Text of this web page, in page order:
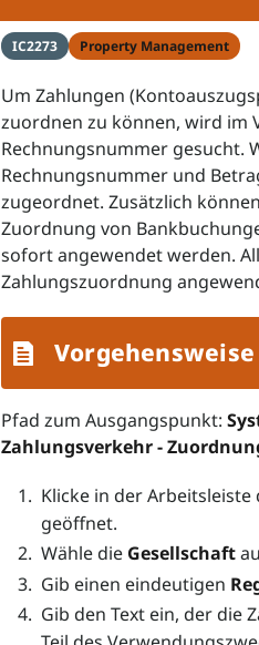
IC2273 Property Management
Um Zahlungen
zuordnen zu können, wird im
Rechnungsnummer gesucht.
Rechnungsnummer und
zugeordnet. Zusätzlich
Zuordnung von
sofort angewendet werden.
Zahlungszuordnung
Pfad zum Ausgangspunkt:
Zahlungsverkehr -
Klicke in der Arbeitsleiste
geöffnet.
Wähle die Gesellschaft
Gib einen eindeutigen
Gib den Text ein, der die